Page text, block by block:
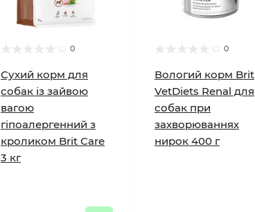
0
Сухий корм для
собак із зайвою
вагою
гіпоалергенний з
кроликом Brit Care
3 кг
0
Вологий корм Brit
VetDiets Renal для
собак при
захворюваннях
нирок 400 г